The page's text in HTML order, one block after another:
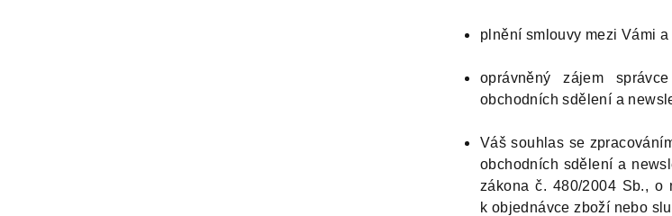
plnění smlouvy mezi Vámi
oprávněný zájem
obchodních sdělení a
Váš souhlas se
obchodních sdělení a
zákona č. 480/2004 Sb., o
k objednávce zboží nebo